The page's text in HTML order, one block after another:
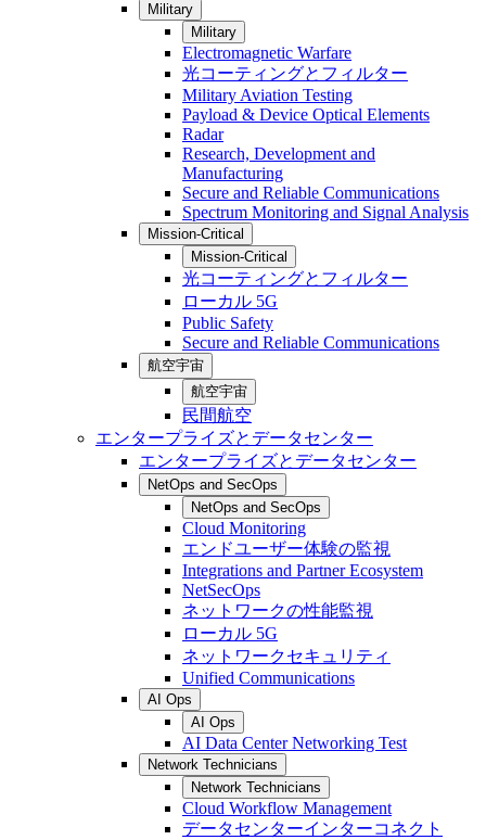
Military
Military
Electromagnetic Warfare
光コーティングとフィルター
Military Aviation Testing
Payload & Device Optical Elements
Radar
Research, Development and
Manufacturing
Secure and Reliable Communications
Spectrum Monitoring and Signal Analysis
Mission-Critical
Mission-Critical
光コーティングとフィルター
ローカル 5G
Public Safety
Secure and Reliable Communications
航空宇宙
航空宇宙
民間航空
エンタープライズとデータセンター
エンタープライズとデータセンター
NetOps and SecOps
NetOps and SecOps
Cloud Monitoring
エンドユーザー体験の監視
Integrations and Partner Ecosystem
NetSecOps
ネットワークの性能監視
ローカル 5G
ネットワークセキュリティ
Unified Communications
AI Ops
AI Ops
AI Data Center Networking Test
Network Technicians
Network Technicians
Cloud Workflow Management
データセンターインターコネクト